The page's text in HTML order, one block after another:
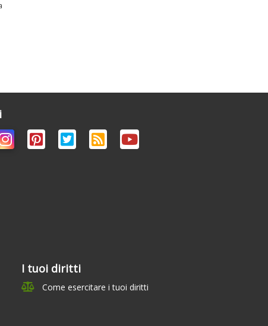
I tuoi diritti
Come esercitare i tuoi diritti